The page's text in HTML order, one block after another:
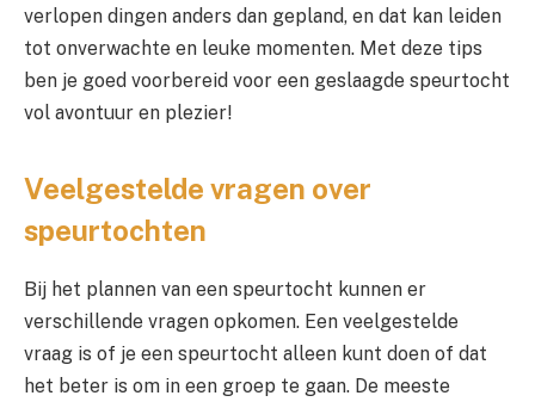
verlopen dingen anders dan gepland, en dat kan leiden
tot onverwachte en leuke momenten. Met deze tips
ben je goed voorbereid voor een geslaagde speurtocht
vol avontuur en plezier!
Veelgestelde vragen over
speurtochten
Bij het plannen van een speurtocht kunnen er
verschillende vragen opkomen. Een veelgestelde
vraag is of je een speurtocht alleen kunt doen of dat
het beter is om in een groep te gaan. De meeste